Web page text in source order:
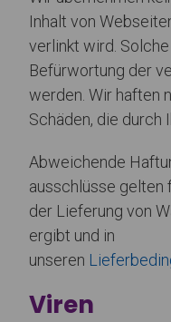
Inhalt von
verlinkt wird.
Befürwortung der
werden. Wir haften
Schäden, die durch
Abweichende
ausschlüsse gelten
der Lieferung von
ergibt und in
unseren
Viren